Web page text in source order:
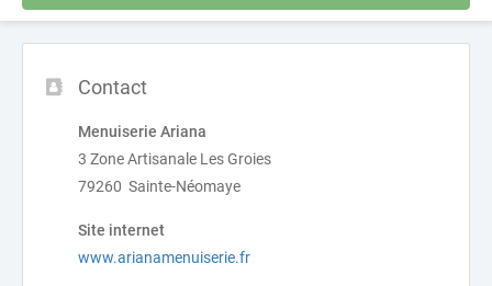
Contact
Menuiserie Ariana
3 Zone Artisanale Les Groies
79260 Sainte-Néomaye
Site internet
www.arianamenuiserie.fr